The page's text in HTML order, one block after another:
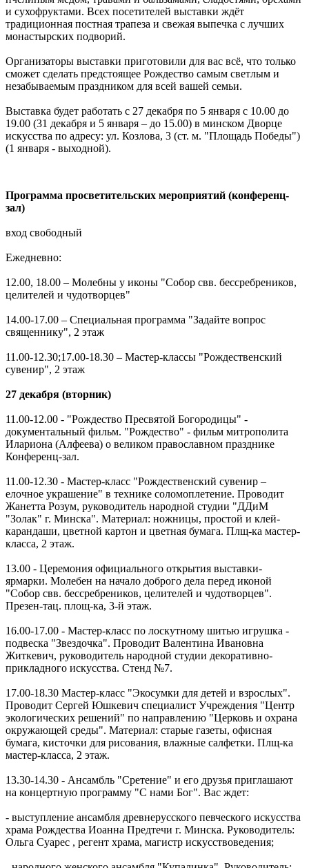
и сухофруктами. Всех посетителей выставки ждёт
традиционная постная трапеза и свежая выпечка с лучших
монастырских подворий.
Организаторы выставки приготовили для вас всё, что только
сможет сделать предстоящее Рождество самым светлым и
незабываемым праздником для всей вашей семьи.
Выставка будет работать с 27 декабря по 5 января с 10.00 до
19.00 (31 декабря и 5 января – до 15.00) в минском Дворце
искусства по адресу: ул. Козлова, 3 (ст. м. "Площадь Победы")
(1 января - выходной).
Программа просветительских мероприятий (конференц-
зал)
вход свободный
Ежедневно:
12.00, 18.00 – Молебны у иконы "Собор свв. бессребреников,
целителей и чудотворцев"
14.00-17.00 – Специальная программа "Задайте вопрос
священнику", 2 этаж
11.00-12.30;17.00-18.30 – Мастер-классы "Рождественский
сувенир", 2 этаж
27 декабря (вторник)
11.00-12.00 - "Рождество Пресвятой Богородицы" -
документальный фильм. "Рождество" - фильм митрополита
Илариона (Алфеева) о великом православном празднике
Конференц-зал.
11.00-12.30 - Мастер-класс "Рождественский сувенир –
елочное украшение" в технике соломоплетение. Проводит
Жанетта Розум, руководитель народной студии "ДДиМ
"Золак" г. Минска". Материал: ножницы, простой и клей-
карандаши, цветной картон и цветная бумага. Плщ-ка мастер-
класса, 2 этаж.
13.00 - Церемония официального открытия выставки-
ярмарки. Молебен на начало доброго дела перед иконой
"Собор свв. бессребреников, целителей и чудотворцев".
Презен-тац. площ-ка, 3-й этаж.
16.00-17.00 - Мастер-класс по лоскутному шитью игрушка -
подвеска "Звездочка". Проводит Валентина Ивановна
Житкевич, руководитель народной студии декоративно-
прикладного искусства. Стенд №7.
17.00-18.30 Мастер-класс "Экосумки для детей и взрослых".
Проводит Сергей Юшкевич специалист Учреждения "Центр
экологических решений" по направлению "Церковь и охрана
окружающей среды". Материал: старые газеты, офисная
бумага, кисточки для рисования, влажные салфетки. Плщ-ка
мастер-класса, 2 этаж.
13.30-14.30 - Ансамбль "Сретение" и его друзья приглашают
на концертную программу "С нами Бог". Вас ждет:
- выступление ансамбля древнерусского певческого искусства
храма Рождества Иоанна Предтечи г. Минска. Руководитель:
Ольга Суарес , регент храма, магистр искусствоведения;